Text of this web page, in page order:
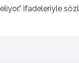
ifadeleriyle